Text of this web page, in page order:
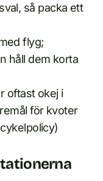
så packa ett
flyg;
håll dem korta
oftast okej i
för kvoter